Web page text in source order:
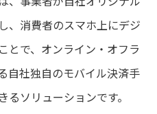
、消費者のスマホ上にデジ
とで、オンライン・オフラ
自社独自のモバイル決済手
ソリューションです。